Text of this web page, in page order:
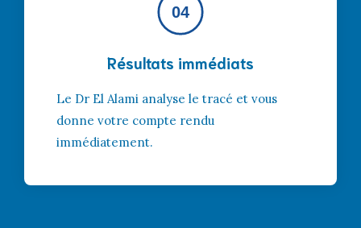
04
Résultats immédiats
Le Dr El Alami analyse le tracé et vous
donne votre compte rendu
immédiatement.